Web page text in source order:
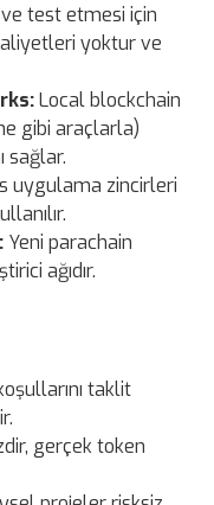
test etmesi için
yoktur ve
Local blockchain
gibi araçlarla)
sağlar.
uygulama zincirleri
Yeni parachain
ağıdır.
taklit
gerçek token